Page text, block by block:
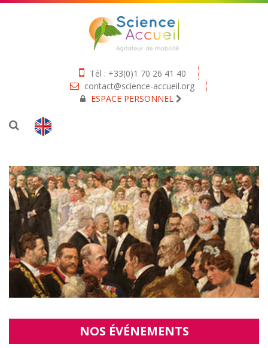
Tél : +33(0)1 70 26 41 40
contact@science-accueil.org
ESPACE PERSONNEL
NOS ÉVÉNEMENTS